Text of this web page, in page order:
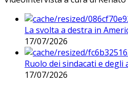
La svolta a destra in
17/07/2026
Ruolo dei sindacati e
17/07/2026